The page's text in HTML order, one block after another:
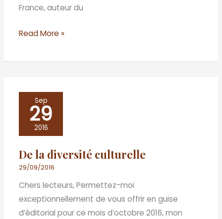
France, auteur du
Read More »
Sep
29
2016
De la diversité culturelle
29/09/2016
Chers lecteurs, Permettez-moi
exceptionnellement de vous offrir en guise
d’éditorial pour ce mois d’octobre 2016, mon
diversité